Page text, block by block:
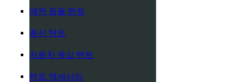
애완 동물 텐트
풍선 텐트
자동차 옥상 텐트
텐트 액세서리